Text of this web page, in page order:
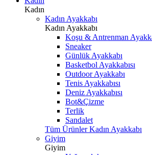
Kadın
Kadın Ayakkabı
Kadın Ayakkabı
Koşu & Antrenman
Sneaker
Günlük Ayakkabı
Basketbol Ayakkabısı
Outdoor Ayakkabı
Tenis Ayakkabısı
Deniz Ayakkabısı
Bot&Çizme
Terlik
Sandalet
Tüm Ürünler Kadın Ayakkabı
Giyim
Giyim